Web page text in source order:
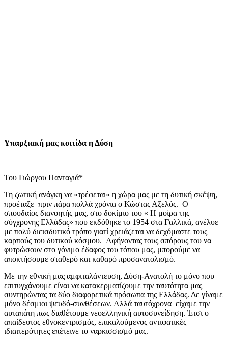
Υπαρξιακή μας κοιτίδα η Δύση
Του Γιώργου Πανταγιά*
Τη ζωτική ανάγκη να «τρέφεται» η χώρα μας με τη δυτική σκέψη,
προέταξε πριν πάρα πολλά χρόνια ο Κώστας Αξελός. Ο
σπουδαίος διανοητής μας, στο δοκίμιο του « Η μοίρα της
σύγχρονης Ελλάδας» που εκδόθηκε το 1954 στα Γαλλικά, ανέλυε
με πολύ διεισδυτικό τρόπο γιατί χρειάζεται να δεχόμαστε τους
καρπούς του δυτικού κόσμου. Αφήνοντας τους σπόρους του να
φυτρώσουν στο γόνιμο έδαφος του τόπου μας, μπορούμε να
αποκτήσουμε σταθερό και καθαρό προσανατολισμό.
Με την εθνική μας αμφιταλάντευση, Δύση-Ανατολή το μόνο που
επιτυγχάνουμε είναι να κατακερματίζουμε την ταυτότητα μας
συντηρώντας τα δύο διαφορετικά πρόσωπα της Ελλάδας. Δε γίναμε
μόνο δέσμιοι ψευδό-συνθέσεων. Αλλά ταυτόχρονα είχαμε την
αυταπάτη πως διαθέτουμε νεοελληνική αυτοσυνείδηση. Έτσι ο
απαίδευτος εθνοκεντρισμός, επικαλούμενος αντιφατικές
ιδιαιτερότητες επέτεινε το ναρκισσισμό μας.